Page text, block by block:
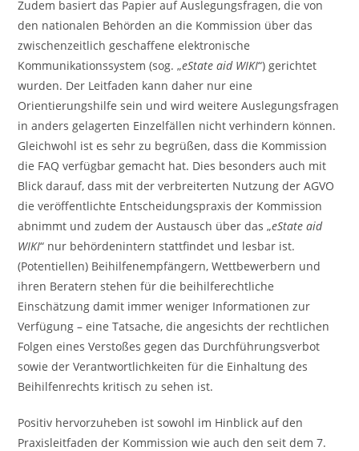
Zudem basiert das Papier auf Auslegungsfragen, die von
den nationalen Behörden an die Kommission über das
zwischenzeitlich geschaffene elektronische
Kommunikationssystem (sog. „eState aid WIKI“) gerichtet
wurden. Der Leitfaden kann daher nur eine
Orientierungshilfe sein und wird weitere Auslegungsfragen
in anders gelagerten Einzelfällen nicht verhindern können.
Gleichwohl ist es sehr zu begrüßen, dass die Kommission
die FAQ verfügbar gemacht hat. Dies besonders auch mit
Blick darauf, dass mit der verbreiterten Nutzung der AGVO
die veröffentlichte Entscheidungspraxis der Kommission
abnimmt und zudem der Austausch über das „eState aid
WIKI“ nur behördenintern stattfindet und lesbar ist.
(Potentiellen) Beihilfenempfängern, Wettbewerbern und
ihren Beratern stehen für die beihilferechtliche
Einschätzung damit immer weniger Informationen zur
Verfügung – eine Tatsache, die angesichts der rechtlichen
Folgen eines Verstoßes gegen das Durchführungsverbot
sowie der Verantwortlichkeiten für die Einhaltung des
Beihilfenrechts kritisch zu sehen ist.
Positiv hervorzuheben ist sowohl im Hinblick auf den
Praxisleitfaden der Kommission wie auch den seit dem 7.